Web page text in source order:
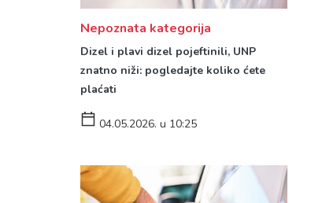
Nepoznata kategorija
Dizel i plavi dizel pojeftinili, UNP
znatno niži: pogledajte koliko ćete
plaćati
04.05.2026. u 10:25